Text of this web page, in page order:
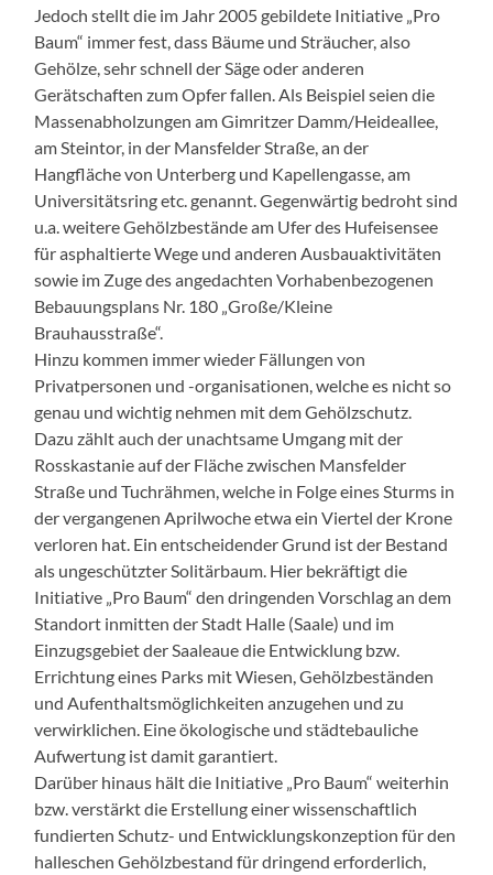
Jedoch stellt die im Jahr 2005 gebildete Initiative „Pro
Baum“ immer fest, dass Bäume und Sträucher, also
Gehölze, sehr schnell der Säge oder anderen
Gerätschaften zum Opfer fallen. Als Beispiel seien die
Massenabholzungen am Gimritzer Damm/Heideallee,
am Steintor, in der Mansfelder Straße, an der
Hangfläche von Unterberg und Kapellengasse, am
Universitätsring etc. genannt. Gegenwärtig bedroht sind
u.a. weitere Gehölzbestände am Ufer des Hufeisensee
für asphaltierte Wege und anderen Ausbauaktivitäten
sowie im Zuge des angedachten Vorhabenbezogenen
Bebauungsplans Nr. 180 „Große/Kleine
Brauhausstraße“.
Hinzu kommen immer wieder Fällungen von
Privatpersonen und -organisationen, welche es nicht so
genau und wichtig nehmen mit dem Gehölzschutz.
Dazu zählt auch der unachtsame Umgang mit der
Rosskastanie auf der Fläche zwischen Mansfelder
Straße und Tuchrähmen, welche in Folge eines Sturms in
der vergangenen Aprilwoche etwa ein Viertel der Krone
verloren hat. Ein entscheidender Grund ist der Bestand
als ungeschützter Solitärbaum. Hier bekräftigt die
Initiative „Pro Baum“ den dringenden Vorschlag an dem
Standort inmitten der Stadt Halle (Saale) und im
Einzugsgebiet der Saaleaue die Entwicklung bzw.
Errichtung eines Parks mit Wiesen, Gehölzbeständen
und Aufenthaltsmöglichkeiten anzugehen und zu
verwirklichen. Eine ökologische und städtebauliche
Aufwertung ist damit garantiert.
Darüber hinaus hält die Initiative „Pro Baum“ weiterhin
bzw. verstärkt die Erstellung einer wissenschaftlich
fundierten Schutz- und Entwicklungskonzeption für den
halleschen Gehölzbestand für dringend erforderlich,